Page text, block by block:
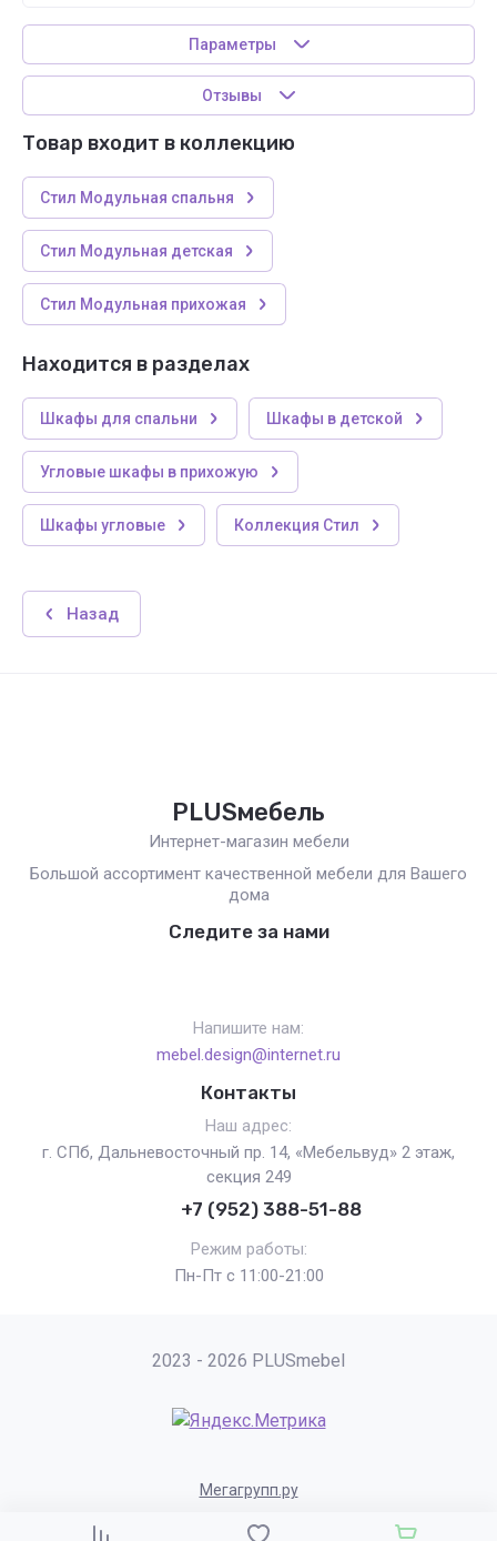
Параметры
Отзывы
Товар входит в коллекцию
Стил Модульная спальня
Стил Модульная детская
Стил Модульная прихожая
Находится в разделах
Шкафы для спальни Шкафы в детской
Угловые шкафы в прихожую
Шкафы угловые Коллекция Стил
Назад
PLUSмебель
Интернет-магазин мебели
Большой ассортимент качественной мебели для Вашего
дома
Следите за нами
Напишите нам:
mebel.design@internet.ru
Контакты
Наш адрес:
г. СПб, Дальневосточный пр. 14, «Мебельвуд» 2 этаж,
секция 249
+7 (952) 388-51-88
Режим работы:
Пн-Пт с 11:00-21:00
2023 - 2026 PLUSmebel
Мегагрупп.ру